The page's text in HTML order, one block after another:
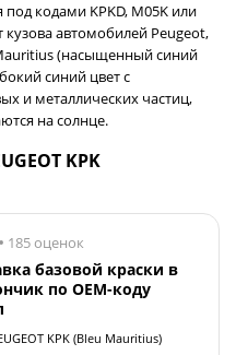
под кодами KPKD, M05K или
кузова автомобилей Peugeot,
(насыщенный синий
синий цвет с
и металлических частиц,
на солнце.
KPK
185 оценок
базовой краски в
по OEM-коду
KPK (Bleu Mauritius)